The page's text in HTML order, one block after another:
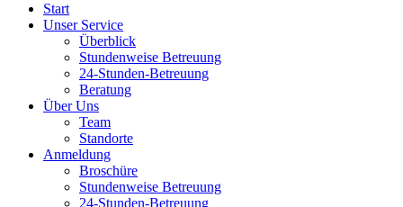
Start
Unser Service
Überblick
Stundenweise Betreuung
24-Stunden-Betreuung
Beratung
Über Uns
Team
Standorte
Anmeldung
Broschüre
Stundenweise Betreuung
24-Stunden-Betreuung